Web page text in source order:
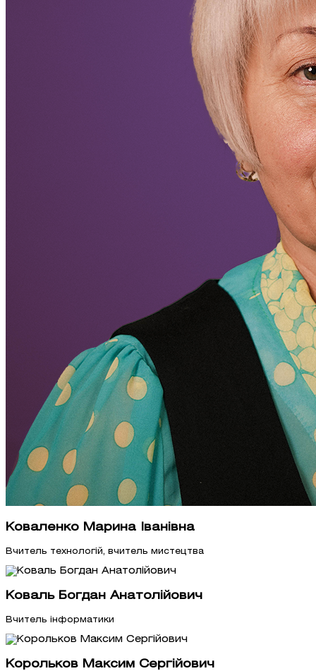
Коваленко Марина Іванівна
Вчитель технологій, вчитель мистецтва
Коваль Богдан Анатолійович
Вчитель інформатики
Корольков Максим Сергійович